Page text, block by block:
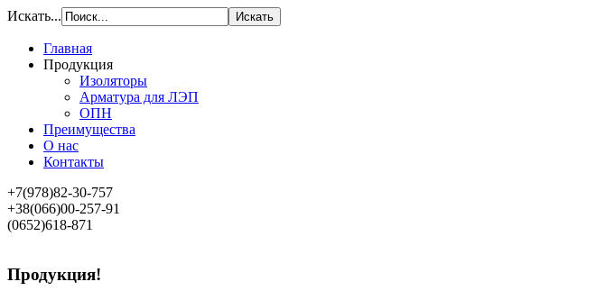
Искать...
Главная
Продукция
Изоляторы
Арматура для ЛЭП
ОПН
Преимущества
О нас
Контакты
+7(978)82-30-757
+38(066)00-257-91
(0652)618-871
Продукция!